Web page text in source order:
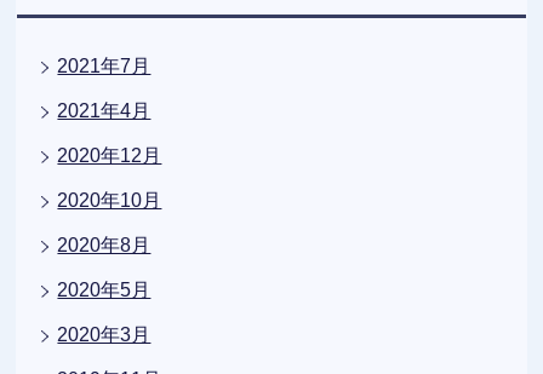
2021年7月
2021年4月
2020年12月
2020年10月
2020年8月
2020年5月
2020年3月